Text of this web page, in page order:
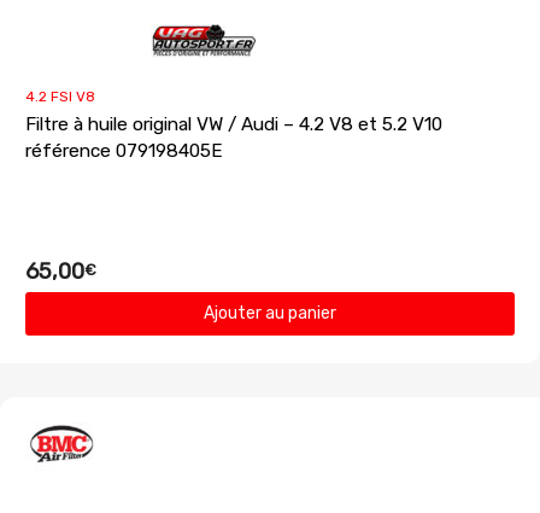
4.2 FSI V8
Filtre à huile original VW / Audi – 4.2 V8 et 5.2 V10
référence 079198405E
65,00€
Ajouter au panier